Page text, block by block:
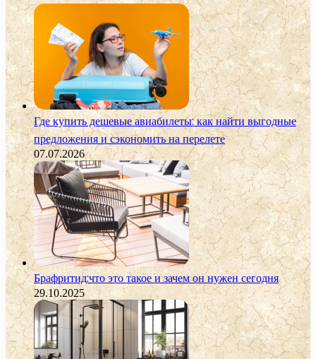
Где купить дешевые авиабилеты: как найти выгодные
предложения и сэкономить на перелете
07.07.2026
Брафритид:что это такое и зачем он нужен сегодня
29.10.2025